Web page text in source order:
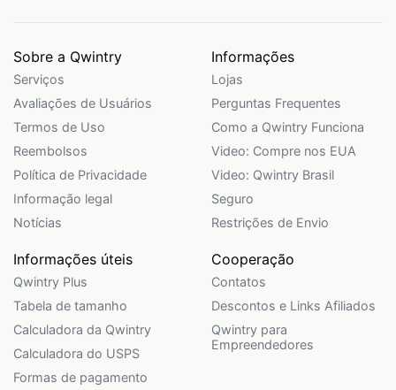
Sobre a Qwintry
Serviços
Avaliações de Usuários
Termos de Uso
Reembolsos
Política de Privacidade
Informação legal
Notícias
Informações
Lojas
Perguntas Frequentes
Como a Qwintry Funciona
Video: Compre nos EUA
Video: Qwintry Brasil
Seguro
Restrições de Envio
Informações úteis
Qwintry Plus
Tabela de tamanho
Calculadora da Qwintry
Calculadora do USPS
Formas de pagamento
Cooperação
Contatos
Descontos e Links Afiliados
Qwintry para
Empreendedores